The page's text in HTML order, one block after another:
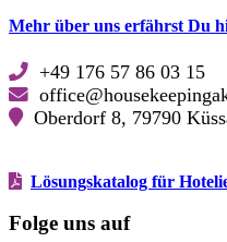
Mehr über uns erfährst Du
+49 176 57 86 03
Oberdorf 8, 79790
Lösungskatalog für
Folge uns auf